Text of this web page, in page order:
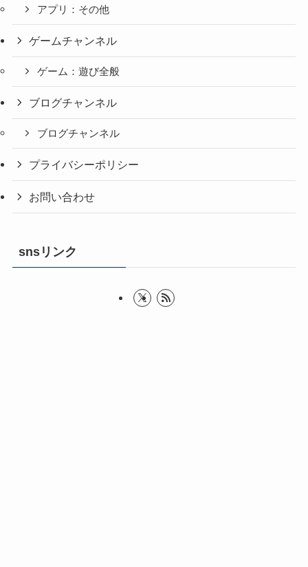
アプリ：その他
ゲームチャンネル
ゲーム：遊び全般
ブログチャンネル
ブログチャンネル
プライバシーポリシー
お問い合わせ
snsリンク